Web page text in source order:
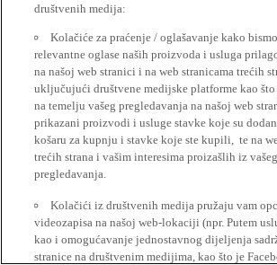
društvenih medija:
Kolačiće za praćenje / oglašavanje kako
relevantne oglase naših proizvoda i usluga
na našoj web stranici i na web stranicama trećih
uključujući društvene medijske platforme kao što
na temelju vašeg pregledavanja na našoj web
prikazani proizvodi i usluge stavke koje su
košaru za kupnju i stavke koje ste kupili, te na
trećih strana i vašim interesima proizašlih iz vašeg
pregledavanja.
Kolačići iz društvenih medija pružaju vam
videozapisa na našoj web-lokaciji (npr. Putem
kao i omogućavanje jednostavnog dijeljenja
stranice na društvenim medijima, kao što je